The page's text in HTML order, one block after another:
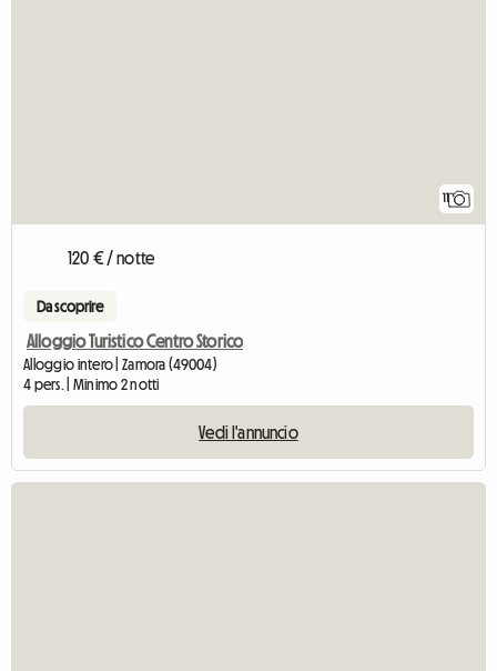
120 € / notte
Da scoprire
Alloggio Turistico Centro Storico
Alloggio intero | Zamora (49004)
4 pers. | Minimo 2 notti
Vedi l'annuncio